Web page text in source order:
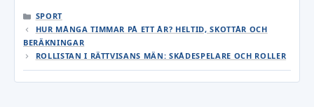
KATEGORIER
SPORT
HUR MÅNGA TIMMAR PÅ ETT ÅR? HELTID, SKOTTÅR OCH
BERÄKNINGAR
ROLLISTAN I RÄTTVISANS MÄN: SKÅDESPELARE OCH ROLLER